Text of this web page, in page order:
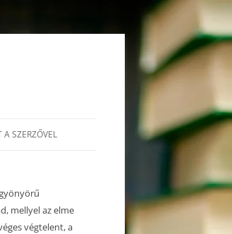
A SZERZŐVEL
mellyel az elme
végtelent, a